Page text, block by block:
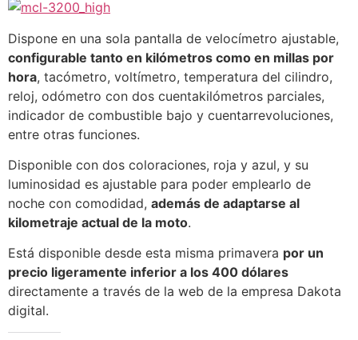
Dispone en una sola pantalla de velocímetro ajustable,
configurable tanto en kilómetros como en millas por
hora, tacómetro, voltímetro, temperatura del cilindro,
reloj, odómetro con dos cuentakilómetros parciales,
indicador de combustible bajo y cuentarrevoluciones,
entre otras funciones.
Disponible con dos coloraciones, roja y azul, y su
luminosidad es ajustable para poder emplearlo de
noche con comodidad, además de adaptarse al
kilometraje actual de la moto.
Está disponible desde esta misma primavera por un
precio ligeramente inferior a los 400 dólares
directamente a través de la web de la empresa Dakota
digital.